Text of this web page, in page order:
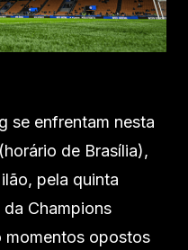
se enfrentam nesta
de Brasília),
pela quinta
Champions
momentos opostos